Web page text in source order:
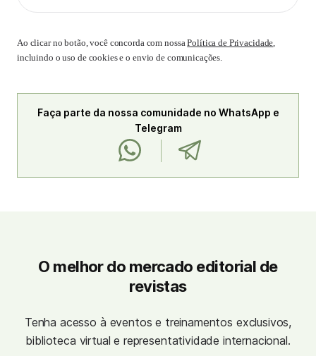
Ao clicar no botão, você concorda com nossaPolítica de Privacidade,
incluindo o uso de cookies e o envio de comunicações.
Faça parte da nossa comunidade no WhatsApp e
Telegram
O melhor do mercado editorial de
revistas
Tenha acesso à eventos e treinamentos exclusivos,
biblioteca virtual e representatividade internacional.